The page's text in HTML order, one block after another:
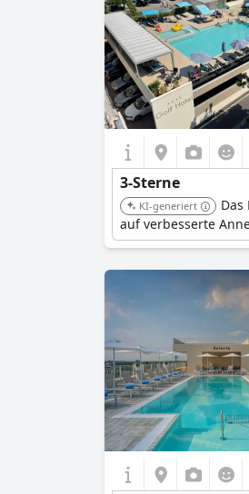
3-Sterne
KI-generiert
auf verbesserte